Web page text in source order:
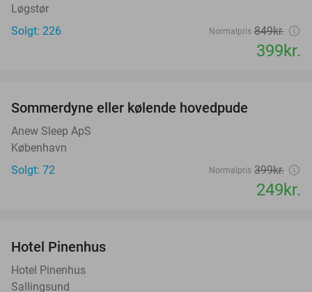
Løgstør
Solgt: 226
Normalpris 849kr.
399kr.
Sommerdyne eller kølende hovedpude
Anew Sleep ApS
København
Solgt: 72
Normalpris 399kr.
249kr.
Hotel Pinenhus
Hotel Pinenhus
Sallingsund